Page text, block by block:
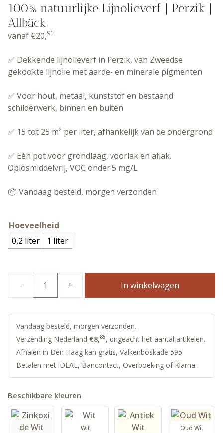
100% natuurlijke Lijnolieverf | Perzik |
Allbäck
vanaf €20,91
✅ Dekkende lijnolieverf in Perzik, van Zweedse
gekookte lijnolie met aarde- en minerale pigmenten
✅ Voor hout, metaal, kunststof en bestaand
schilderwerk, binnen en buiten
✅ 15 tot 25 m² per liter, afhankelijk van de ondergrond
✅ Eén pot voor grondlaag, voorlak en aflak.
Oplosmiddelvrij, VOC onder 5 mg/L
📦 Vandaag besteld, morgen verzonden
Hoeveelheid
0,2 liter
1 liter
Lijnolieverf
|
Perzik
|
Allbäck
In winkelwagen
Vandaag besteld, morgen verzonden.
Verzending Nederland €8,85, ongeacht het aantal artikelen.
Afhalen in Den Haag kan gratis, Valkenboskade 595.
Betalen met iDEAL, Bancontact, Overboeking of Klarna.
Beschikbare kleuren
Wit
Oud Wit